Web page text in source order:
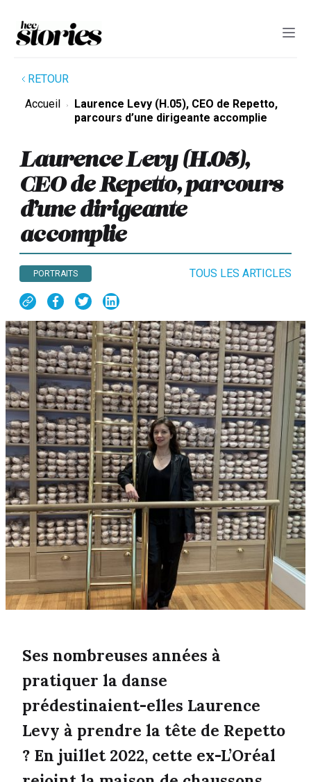
RETOUR
Accueil
Laurence Levy (H.05), CEO de Repetto,
parcours d’une dirigeante accomplie
Laurence Levy (H.05),
CEO de Repetto, parcours
d’une dirigeante
accomplie
PORTRAITS TOUS LES ARTICLES
Ses nombreuses années à
pratiquer la danse
prédestinaient-elles Laurence
Levy à prendre la tête de Repetto
? En juillet 2022, cette ex-L’Oréal